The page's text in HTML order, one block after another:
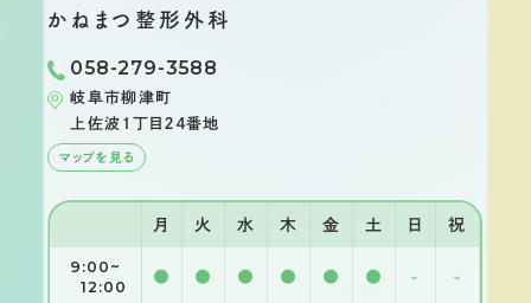
かねまつ整形外科
058-279-3588
岐阜市柳津町
上佐波１丁目２４番地
マップを見る
月 火 水 木 金 土 日 祝
9:00~
12:00
● ● ● ● ● ● - -